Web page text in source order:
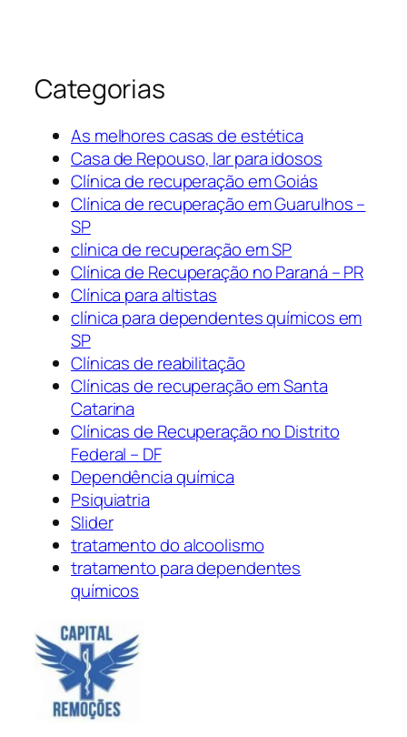
Categorias
As melhores casas de estética
Casa de Repouso, lar para idosos
Clínica de recuperação em Goiás
Clínica de recuperação em Guarulhos –
SP
clínica de recuperação em SP
Clínica de Recuperação no Paraná – PR
Clínica para altistas
clínica para dependentes químicos em
SP
Clínicas de reabilitação
Clínicas de recuperação em Santa
Catarina
Clínicas de Recuperação no Distrito
Federal – DF
Dependência química
Psiquiatria
Slider
tratamento do alcoolismo
tratamento para dependentes
químicos